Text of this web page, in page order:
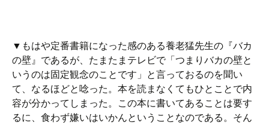
▼もはや定番書籍になった感のある養老猛先生の『バカ
の壁』であるが、たまたまテレビで「つまりバカの壁と
いうのは固定観念のことです」と言っておるのを聞い
て、なるほどと唸った。本を読まなくてもひとことで内
容が分かってしまった。この本に書いてあることは要す
るに、食わず嫌いはいかんということなのである。そん